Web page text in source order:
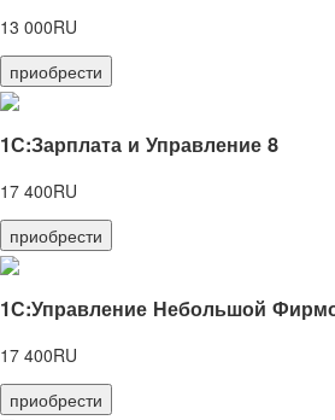
13 000RU
приобрести
1С:Зарплата и Управление 8
17 400RU
приобрести
1С:Управление Небольшой
17 400RU
приобрести